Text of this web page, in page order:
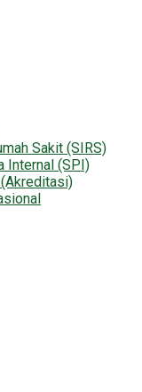
Sakit (SIRS)
Internal (SPI)